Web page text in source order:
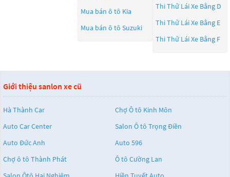
Mua bán ô tô Kia
Mua bán ô tô Suzuki
Thi Thử Lái Xe Bằng D
Thi Thử Lái Xe Bằng E
Thi Thử Lái Xe Bằng F
Giới thiệu sanlon xe cũ
Hà Thành Car
Chợ Ô tô Kinh Môn
Auto Car Center
Salon Ô tô Trọng Điền
Auto Đức Anh
Auto 596
Chợ ô tô Thành Phát
Ô tô Cường Lan